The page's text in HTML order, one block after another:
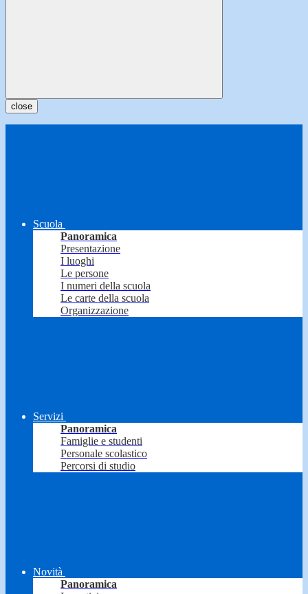
close
Scuola
Panoramica
Presentazione
I luoghi
Le persone
I numeri della scuola
Le carte della scuola
Organizzazione
Servizi
Panoramica
Famiglie e studenti
Personale scolastico
Percorsi di studio
Novità
Panoramica